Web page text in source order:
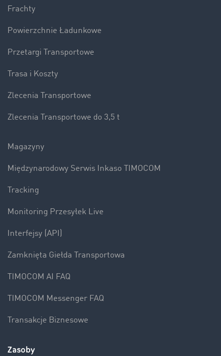
Frachty
Powierzchnie Ładunkowe
Przetargi Transportowe
Trasa i Koszty
Zlecenia Transportowe
Zlecenia Transportowe do 3,5 t
Magazyny
Międzynarodowy Serwis Inkaso TIMOCOM
Tracking
Monitoring Przesyłek Live
Interfejsy (API)
Zamknięta Giełda Transportowa
TIMOCOM AI FAQ
TIMOCOM Messenger FAQ
Transakcje Biznesowe
Zasoby